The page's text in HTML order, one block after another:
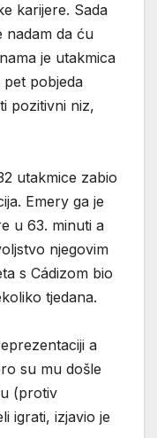
karijere. Sada
nadam da ću
je utakmica
pobjeda
pozitivni niz,
utakmice zabio
Emery ga je
u 63. minuti a
njegovim
s Cádizom bio
tjedana.
a
su mu došle
(protiv
igrati, izjavio je